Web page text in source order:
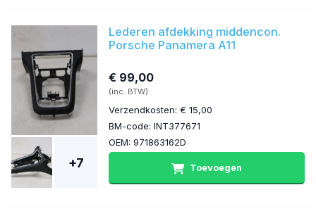
+7
Lederen afdekking middencon.
Porsche Panamera A11
€ 99,00
(inc. BTW)
Verzendkosten: € 15,00
BM-code: INT377671
OEM: 971863162D
Toevoegen